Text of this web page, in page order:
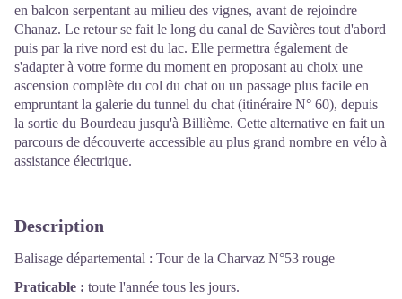
en balcon serpentant au milieu des vignes, avant de rejoindre
Chanaz. Le retour se fait le long du canal de Savières tout d'abord
puis par la rive nord est du lac. Elle permettra également de
s'adapter à votre forme du moment en proposant au choix une
ascension complète du col du chat ou un passage plus facile en
empruntant la galerie du tunnel du chat (itinéraire N° 60), depuis
la sortie du Bourdeau jusqu'à Billième. Cette alternative en fait un
parcours de découverte accessible au plus grand nombre en vélo à
assistance électrique.
Description
Balisage départemental : Tour de la Charvaz N°53 rouge
Praticable : toute l'année tous les jours.